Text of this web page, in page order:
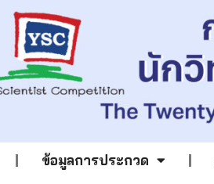
ข้อมูลการประกวด